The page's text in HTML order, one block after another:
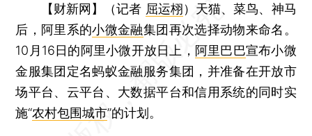
【财新网】（记者 屈运栩） 天猫、菜鸟、神马
后，阿里系的小微金融集团再次选择动物来命名。
10月16日的阿里小微开放日上， 阿里巴巴宣布小微
金服集团定名蚂蚁金融服务集团，并准备在开放市
场平台、云平台、大数据平台和信用系统的同时实
施“农村包围城市”的计划。